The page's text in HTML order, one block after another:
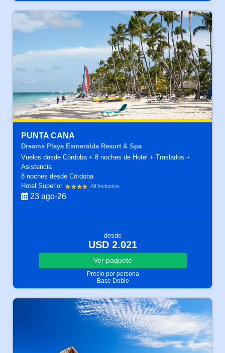
PUNTA CANA
Dreams Playa Esmeralda Resort & Spa
Vuelos desde Córdoba + 8 noches de Hotel + Traslados +
Asistencia
8 nochesdesde Córdoba
Hotel Superior
All Inclusive
23 ago-26
desde
USD 2.021
Ver paquete
Precio por persona
Base Doble